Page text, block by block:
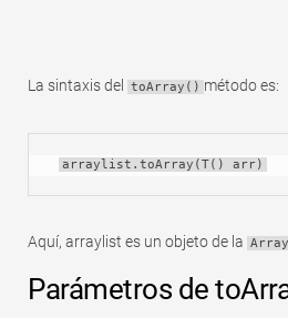
La sintaxis del toArray() método es:
arraylist.toArray(T() arr)
Aquí, arraylist es un objeto de la
Parámetros de